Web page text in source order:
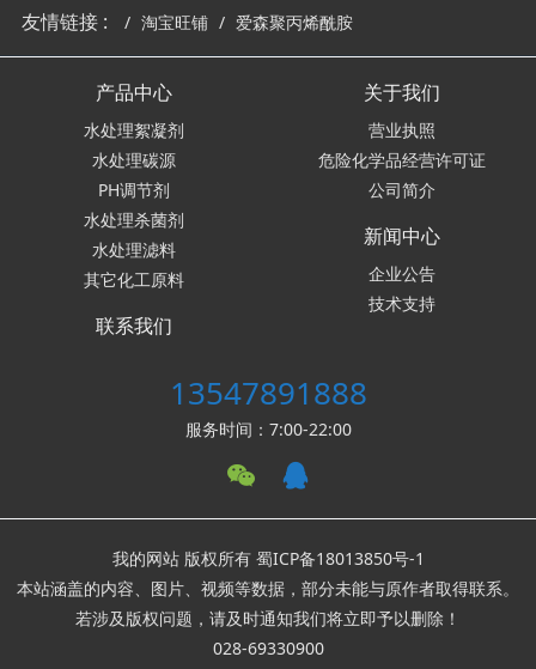
友情链接 : 淘宝旺铺 爱森聚丙烯酰胺
产品中心
水处理絮凝剂
水处理碳源
PH调节剂
水处理杀菌剂
水处理滤料
其它化工原料
关于我们
营业执照
危险化学品经营许可证
公司简介
新闻中心
企业公告
技术支持
联系我们
13547891888
服务时间：7:00-22:00
我的网站 版权所有 蜀ICP备18013850号-1
本站涵盖的内容、图片、视频等数据，部分未能与原作者取得联系。
若涉及版权问题，请及时通知我们将立即予以删除！
028-69330900